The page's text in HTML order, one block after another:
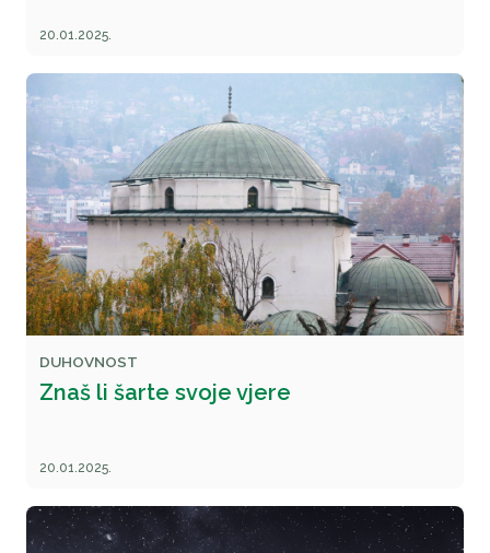
20.01.2025.
DUHOVNOST
Znaš li šarte svoje vjere
20.01.2025.